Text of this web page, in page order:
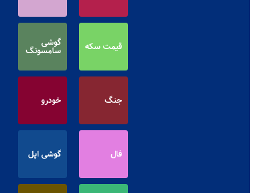
قیمت سکه گوشی
سامسونگ
خودرو
گوشی اپل